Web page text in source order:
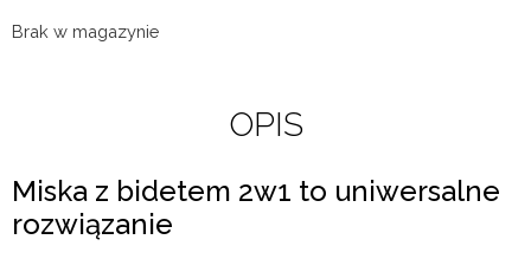
Brak w magazynie
OPIS
Miska z bidetem 2w1 to uniwersalne
rozwiązanie